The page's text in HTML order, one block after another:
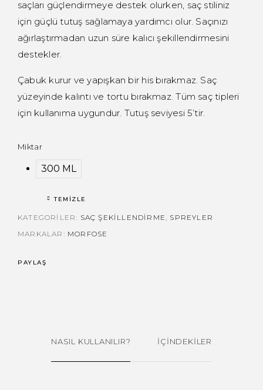
saçları güçlendirmeye destek olurken, saç stiliniz
için güçlü tutuş sağlamaya yardımcı olur. Saçınızı
ağırlaştırmadan uzun süre kalıcı şekillendirmesini
destekler.
Çabuk kurur ve yapışkan bir his bırakmaz. Saç
yüzeyinde kalıntı ve tortu bırakmaz. Tüm saç tipleri
için kullanıma uygundur. Tutuş seviyesi 5’tir.
Miktar
300 ML
TEMIZLE
KATEGORILER: SAÇ ŞEKILLENDIRME
SPREYLER
MARKALAR: MORFOSE
PAYLAŞ
NASIL KULLANILIR? İÇİNDEKİLER